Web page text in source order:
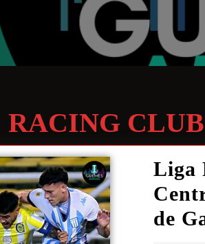
RACING CLUB
Liga
de